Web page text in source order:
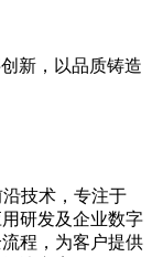
新，以品质铸造
技术，专注于
研发及企业数字
程，为客户提供